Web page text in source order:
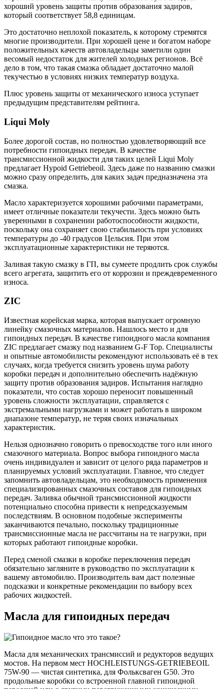
хороший уровень защиты против образования задиров,
который соответствует 58,8 единицам.
Это достаточно неплохой показатель, к которому стремятся
многие производители. При хорошей цене и богатом наборе
положительных качеств автовладельцы заметили один
весомый недостаток для жителей холодных регионов. Всё
дело в том, что такая смазка обладает достаточно малой
текучестью в условиях низких температур воздуха.
Плюс уровень защиты от механического износа уступает
предыдущим представителям рейтинга.
Liqui Moly
Более дорогой состав, но полностью удовлетворяющий все
потребности гипоидных передач. В качестве
трансмиссионной жидкости для таких целей Liqui Moly
предлагает Hypoid Getriebeoil. Здесь даже по названию смазки
можно сразу определить, для каких задач предназначена эта
смазка.
Масло характеризуется хорошими рабочими параметрами,
имеет отличные показатели текучести. Здесь можно быть
уверенными в сохранении работоспособности жидкости,
поскольку она сохраняет свою стабильность при условиях
температуры до -40 градусов Цельсия. При этом
эксплуатационные характеристики не теряются.
Заливая такую смазку в ГП, вы сумеете продлить срок службы
всего агрегата, защитить его от коррозии и преждевременного
износа.
ZIC
Известная корейская марка, которая выпускает огромную
линейку смазочных материалов. Нашлось место и для
гипоидных передач. В качестве гипоидного масла компания
ZIC предлагает смазку под названием G-F Top. Специалисты
и опытные автомобилисты рекомендуют использовать её в тех
случаях, когда требуется снизить уровень шума работу
коробки передач и дополнительно обеспечить надёжную
защиту против образования задиров. Испытания наглядно
показатели, что состав хорошо переносит повышенный
уровень сложности эксплуатации, справляется с
экстремальными нагрузками и может работать в широком
диапазоне температур, не теряя своих изначальных
характеристик.
Нельзя однозначно говорить о превосходстве того или иного
смазочного материала. Вопрос выбора гипоидного масла
очень индивидуален и зависит от целого ряда параметров и
планируемых условий эксплуатации. Главное, что следует
запомнить автовладельцам, это необходимость применения
специализированных смазочных составов для гипоидных
передач. Заливка обычной трансмиссионной жидкости
потенциально способна привести к непредсказуемым
последствиям. В основном подобные эксперименты
заканчиваются печально, поскольку традиционные
трансмиссионные масла не рассчитаны на те нагрузки, при
которых работают гипоидные коробки.
Перед сменой смазки в коробке переключения передач
обязательно загляните в руководство по эксплуатации к
вашему автомобилю. Производитель вам даст полезные
подсказки и конкретные рекомендации по выбору всех
рабочих жидкостей.
Масла для гипоидных передач
Масла для механических трансмиссий и редукторов ведущих
мостов. На первом мест HOCHLEISTUNGS-GETRIEBEOIL
75W-90 — чистая синтетика, для Фольксваген G50. Это
продольные коробки со встроенной главной гипоидной